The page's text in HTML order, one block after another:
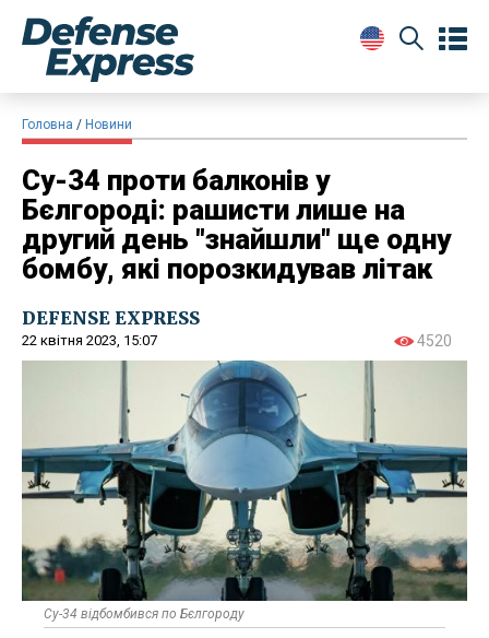
Головна Новини
Су-34 проти балконів у
Бєлгороді: рашисти лише на
другий день "знайшли" ще одну
бомбу, які порозкидував літак
DEFENSE EXPRESS
22 квітня 2023, 15:07 4520
Су-34 відбомбився по Бєлгороду